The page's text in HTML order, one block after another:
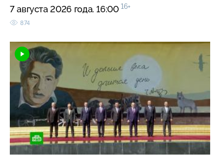
7 августа 2026 года. 16:00 16+
874